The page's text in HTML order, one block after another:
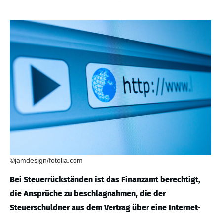
©jamdesign/fotolia.com
Bei Steuerrückständen ist das Finanzamt berechtigt,
die Ansprüche zu beschlagnahmen, die der
Steuerschuldner aus dem Vertrag über eine Internet-